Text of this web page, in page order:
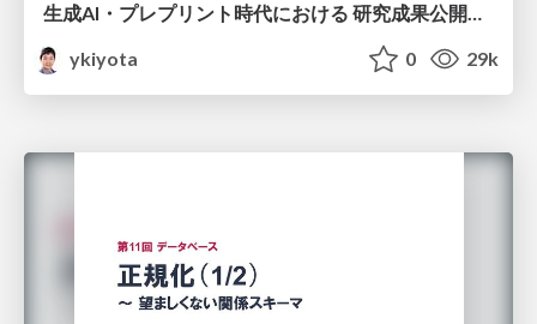
生成AI・プレプリント時代における 研究成果公開の再設計 ― トップカンファレンス文化はどこへ向かうのか / Redesigning the Dissemination of Research Outputs in the Age of Generative AI and Preprints — Where Is the Top-Conference Culture Heading?
ykiyota
0 29k